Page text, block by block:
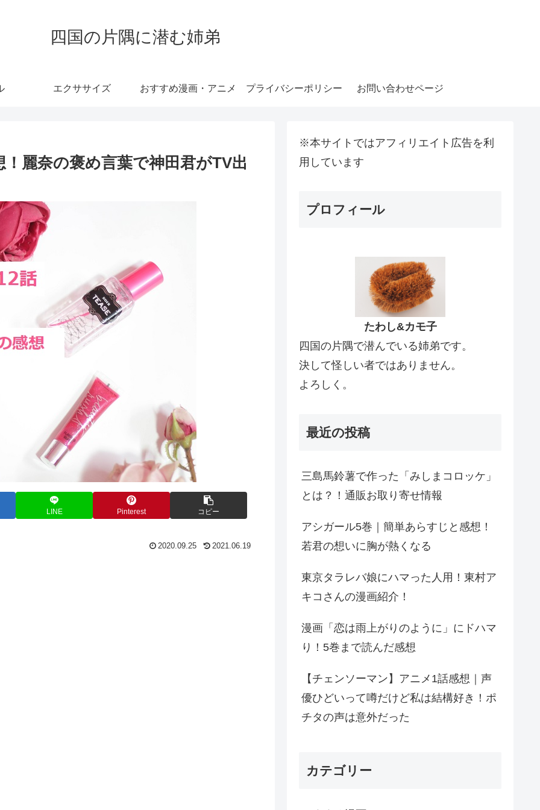
四国の片隅に潜む姉弟
エクササイズ おすすめ漫画・アニメ プライバシーポリシー お問い合わせページ
麗奈の褒め言葉で神田君がTV出
LINE Pinterest コピー
2020.09.25 2021.06.19
※本サイトではアフィリエイト広告を利
用しています
プロフィール
たわし&カモ子
四国の片隅で潜んでいる姉弟です。
決して怪しい者ではありません。
よろしく。
最近の投稿
三島馬鈴薯で作った「みしまコロッケ」
とは？！通販お取り寄せ情報
アシガール5巻｜簡単あらすじと感想！
若君の想いに胸が熱くなる
東京タラレバ娘にハマった人用！東村ア
キコさんの漫画紹介！
漫画「恋は雨上がりのように」にドハマ
り！5巻まで読んだ感想
【チェンソーマン】アニメ1話感想｜声
優ひどいって噂だけど私は結構好き！ポ
チタの声は意外だった
カテゴリー